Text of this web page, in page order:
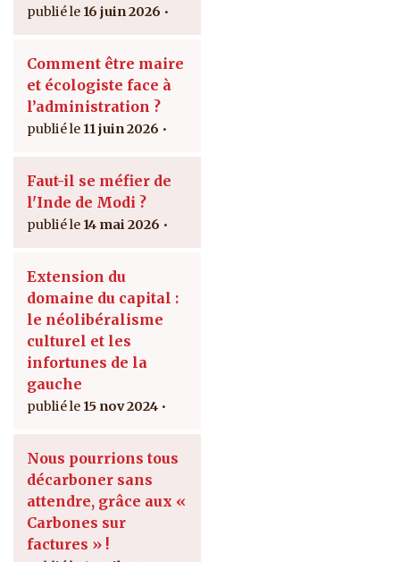
16 juin 2026
Comment être maire
et écologiste face à
l’administration ?
11 juin 2026
Faut-il se méfier de
l'Inde de Modi ?
14 mai 2026
Extension du
domaine du capital :
le néolibéralisme
culturel et les
infortunes de la
gauche
15 nov 2024
Nous pourrions tous
décarboner sans
attendre, grâce aux «
Carbones sur
factures » !